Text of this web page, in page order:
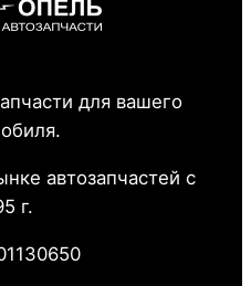
для вашего
автозапчастей с
г.